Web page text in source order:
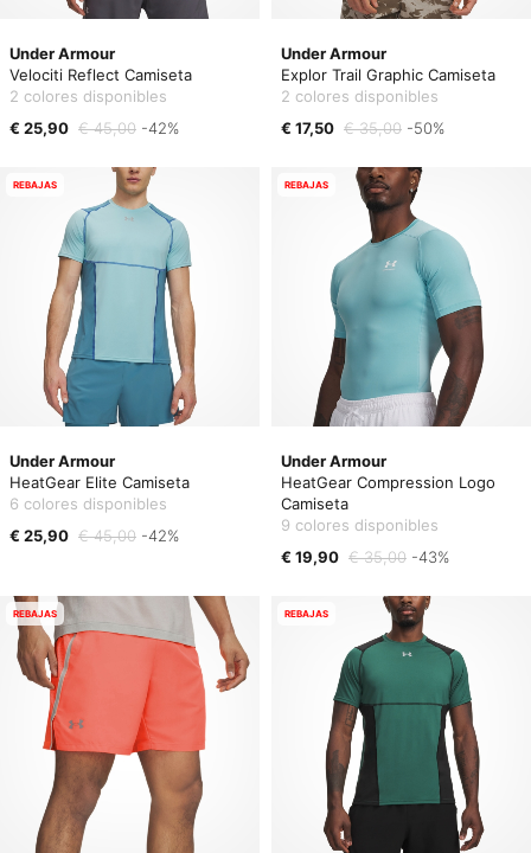
Under Armour
Velociti Reflect Camiseta
2 colores disponibles
€ 25,90 € 45,00 -42%
Under Armour
Explor Trail Graphic Camiseta
2 colores disponibles
€ 17,50 € 35,00 -50%
Under Armour
HeatGear Elite Camiseta
6 colores disponibles
€ 25,90 € 45,00 -42%
REBAJAS
Under Armour
HeatGear Compression Logo
Camiseta
9 colores disponibles
€ 19,90 € 35,00 -43%
REBAJAS
REBAJAS REBAJAS